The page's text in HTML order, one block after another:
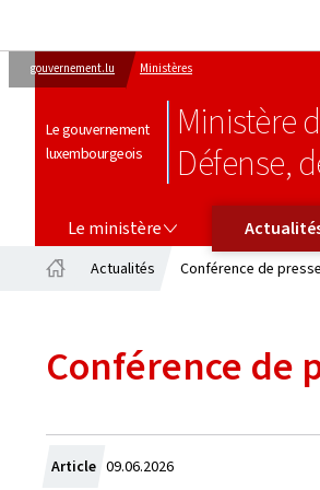
gouvernement.lu Ministères
Le gouvernement
luxembourgeois
Ministère
Défense,
Le ministère
Actualités Conférence de
Conférence de
Article Crée
09.06.2026